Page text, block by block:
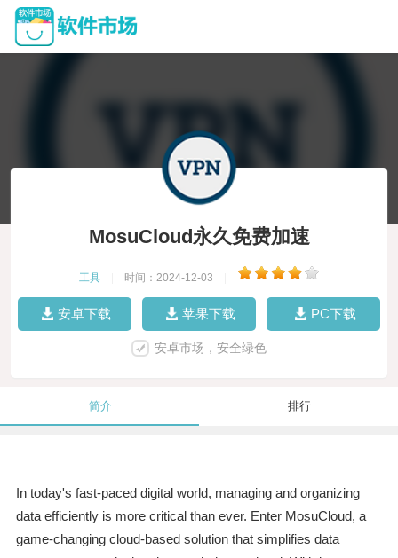
MosuCloud永久免费加速
工具 时间：2024-12-03
安卓下载 苹果下载 PC下载
安卓市场，安全绿色
简介 排行
In today's fast-paced digital world, managing and organizing
data efficiently is more critical than ever. Enter MosuCloud, a
game-changing cloud-based solution that simplifies data